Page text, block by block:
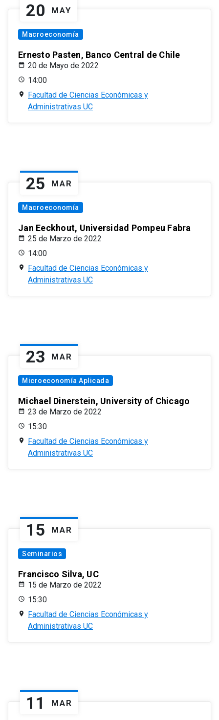
20 MAY
Macroeconomía
Ernesto Pasten, Banco Central de Chile
20 de Mayo de 2022
14:00
Facultad de Ciencias Económicas y
Administrativas UC
25 MAR
Macroeconomía
Jan Eeckhout, Universidad Pompeu Fabra
25 de Marzo de 2022
14:00
Facultad de Ciencias Económicas y
Administrativas UC
23 MAR
Microeconomía Aplicada
Michael Dinerstein, University of Chicago
23 de Marzo de 2022
15:30
Facultad de Ciencias Económicas y
Administrativas UC
15 MAR
Seminarios
Francisco Silva, UC
15 de Marzo de 2022
15:30
Facultad de Ciencias Económicas y
Administrativas UC
11 MAR